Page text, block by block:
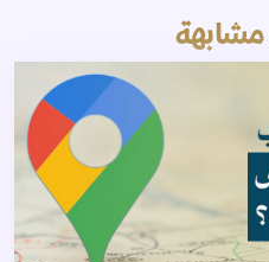
مشابهة